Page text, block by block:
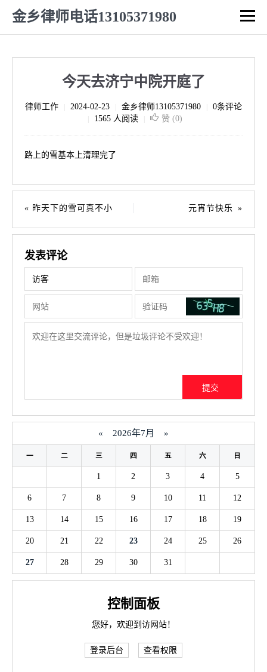
金乡律师电话13105371980
今天去济宁中院开庭了
律师工作 2024-02-23 金乡律师13105371980 0条评论
1565 人阅读 赞 (0)
路上的雪基本上清理完了
昨天下的雪可真不小 元宵节快乐
发表评论
« 2026年7月 »
一 二 三 四 五 六 日
1 2 3 4 5
6 7 8 9 10 11 12
13 14 15 16 17 18 19
20 21 22 23 24 25 26
27 28 29 30 31
控制面板
您好，欢迎到访网站！
登录后台 查看权限